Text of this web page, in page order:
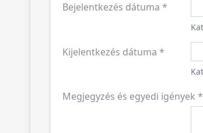
Bejelentkezés dátuma *
Kijelentkezés dátuma *
Megjegyzés és egyedi igények *